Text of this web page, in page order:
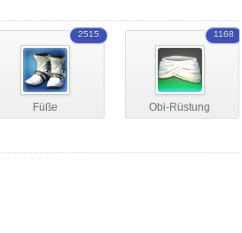
Füße
2515
Obi-Rüstung
1168